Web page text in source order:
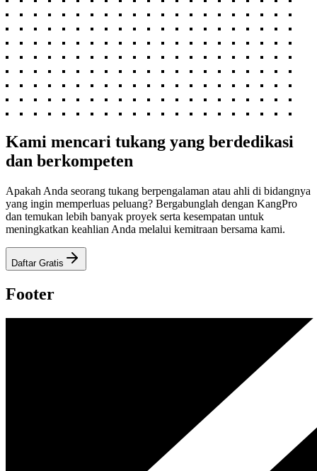
Kami mencari tukang yang berdedikasi
dan berkompeten
Apakah Anda seorang tukang berpengalaman atau ahli di bidangnya
yang ingin memperluas peluang? Bergabunglah dengan KangPro
dan temukan lebih banyak proyek serta kesempatan untuk
meningkatkan keahlian Anda melalui kemitraan bersama kami.
Daftar Gratis
Footer